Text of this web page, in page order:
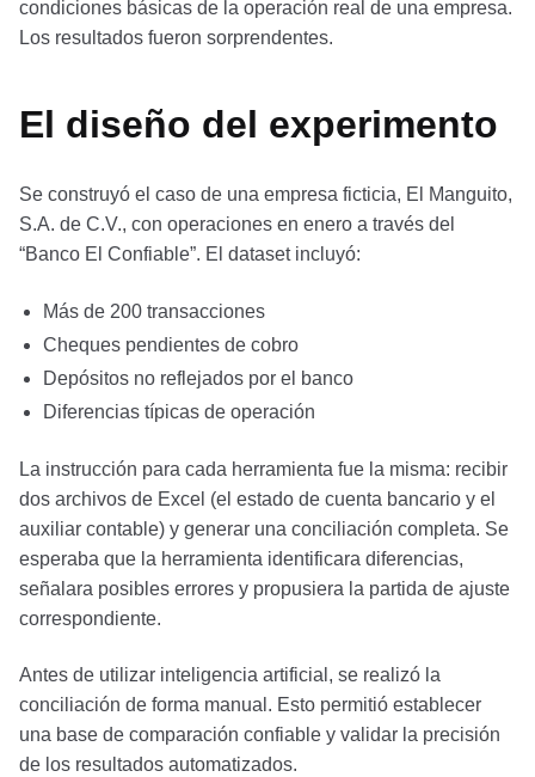
condiciones básicas de la operación real de una empresa.
Los resultados fueron sorprendentes.
El diseño del experimento
Se construyó el caso de una empresa ficticia, El Manguito,
S.A. de C.V., con operaciones en enero a través del
“Banco El Confiable”. El dataset incluyó:
Más de 200 transacciones
Cheques pendientes de cobro
Depósitos no reflejados por el banco
Diferencias típicas de operación
La instrucción para cada herramienta fue la misma: recibir
dos archivos de Excel (el estado de cuenta bancario y el
auxiliar contable) y generar una conciliación completa. Se
esperaba que la herramienta identificara diferencias,
señalara posibles errores y propusiera la partida de ajuste
correspondiente.
Antes de utilizar inteligencia artificial, se realizó la
conciliación de forma manual. Esto permitió establecer
una base de comparación confiable y validar la precisión
de los resultados automatizados.